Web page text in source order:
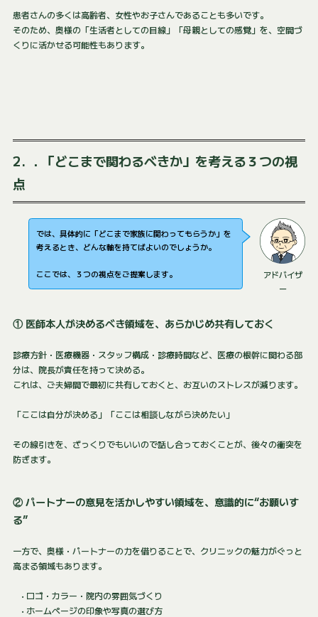
患者さんの多くは高齢者、女性やお子さんであることも多いです。
そのため、奥様の「生活者としての目線」「母親としての感覚」を、空間づ
くりに活かせる可能性もあります。
2. ．「どこまで関わるべきか」を考える３つの視
点
アドバイザ
ー
では、具体的に「どこまで家族に関わってもらうか」を
考えるとき、どんな軸を持てばよいのでしょうか。
ここでは、３つの視点をご提案します。
① 医師本人が決めるべき領域を、あらかじめ共有しておく
診療方針・医療機器・スタッフ構成・診療時間など、医療の根幹に関わる部
分は、院長が責任を持って決める。
これは、ご夫婦間で最初に共有しておくと、お互いのストレスが減ります。
「ここは自分が決める」「ここは相談しながら決めたい」
その線引きを、ざっくりでもいいので話し合っておくことが、後々の衝突を
防ぎます。
② パートナーの意見を活かしやすい領域を、意識的に“お願いす
る”
一方で、奥様・パートナーの力を借りることで、クリニックの魅力がぐっと
高まる領域もあります。
• ロゴ・カラー・院内の雰囲気づくり
• ホームページの印象や写真の選び方